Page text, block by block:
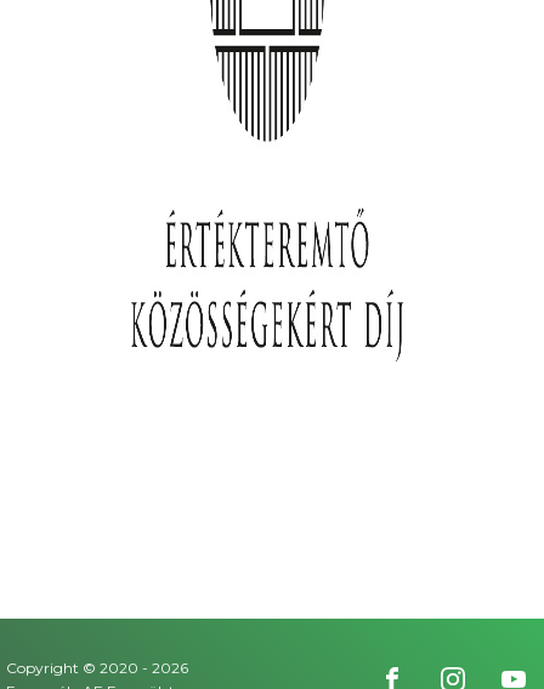
Copyright © 2020 - 2026